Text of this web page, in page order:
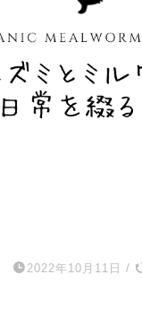
2022年10月11日 /